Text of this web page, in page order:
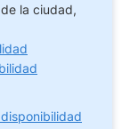
la ciudad,